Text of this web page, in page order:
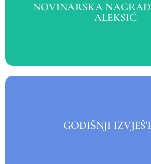
NOVINARSKA
ALEKSIĆ
za novinarsku nagradu “Srđan
GODIŠNJI